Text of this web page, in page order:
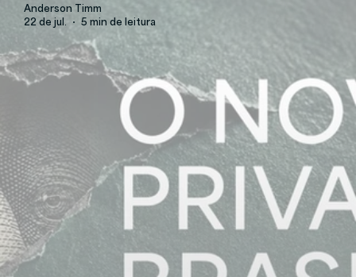
Anderson Timm
22 de jul.
5 min de leitura